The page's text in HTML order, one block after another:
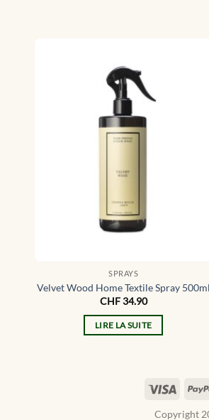
SPRAYS
Velvet Wood Home Textile Spray 500ml
CHF34.90
LIRE LA SUITE
Visa
Copyright